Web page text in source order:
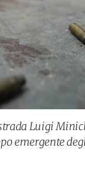
Luigi
emergente